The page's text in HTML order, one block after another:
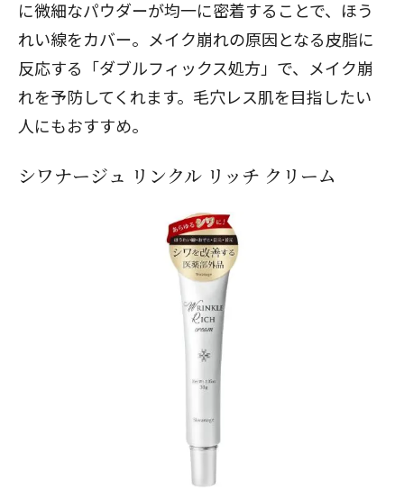
に微細なパウダーが均一に密着することで、ほう
れい線をカバー。メイク崩れの原因となる皮脂に
反応する「ダブルフィックス処方」で、メイク崩
れを予防してくれます。毛穴レス肌を目指したい
人にもおすすめ。
シワナージュ リンクル リッチ クリーム